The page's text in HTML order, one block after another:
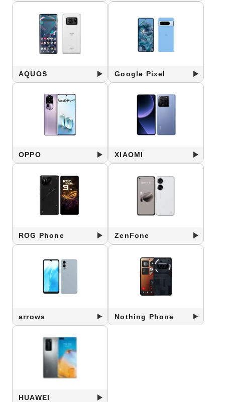
AQUOS Google Pixel
OPPO XIAOMI
ROG Phone ZenFone
arrows Nothing Phone
HUAWEI